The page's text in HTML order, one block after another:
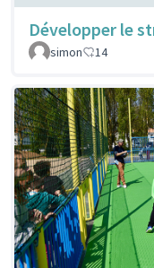
Développer le
simon
14